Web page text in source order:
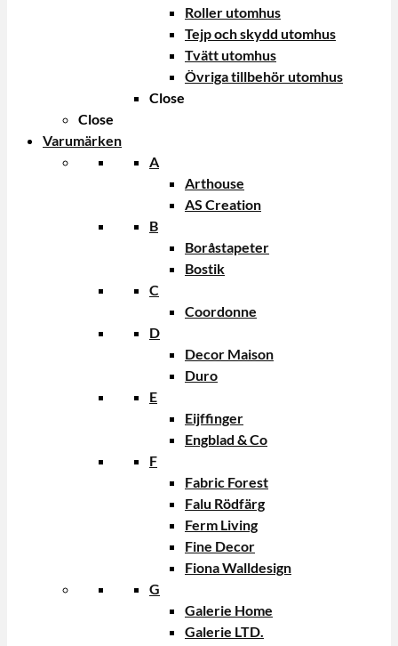
Roller utomhus
Tejp och skydd utomhus
Tvätt utomhus
Övriga tillbehör utomhus
Close
Close
Varumärken
A
Arthouse
AS Creation
B
Boråstapeter
Bostik
C
Coordonne
D
Decor Maison
Duro
E
Eijffinger
Engblad & Co
F
Fabric Forest
Falu Rödfärg
Ferm Living
Fine Decor
Fiona Walldesign
G
Galerie Home
Galerie LTD.